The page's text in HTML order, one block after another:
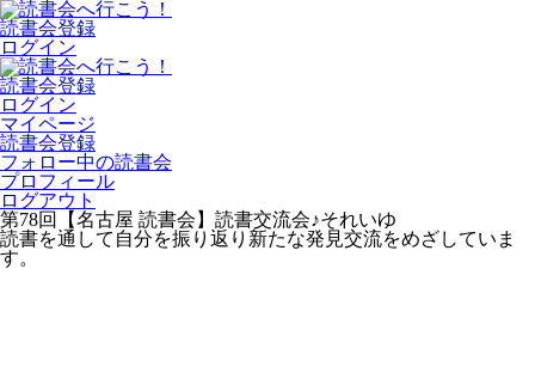
読書会登録
ログイン
読書会登録
ログイン
マイページ
読書会登録
フォロー中の読書会
プロフィール
ログアウト
第78回【名古屋 読書会】読書交流会♪それいゆ
読書を通して自分を振り返り新たな発見交流をめざしていま
す。